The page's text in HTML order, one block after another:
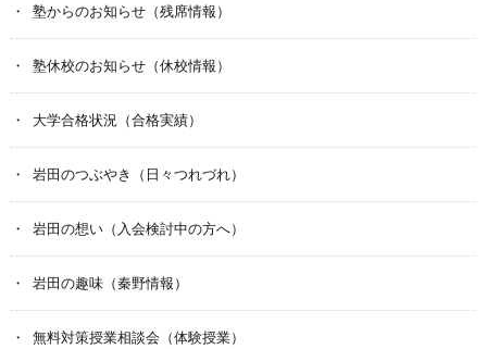
塾からのお知らせ（残席情報）
塾休校のお知らせ（休校情報）
大学合格状況（合格実績）
岩田のつぶやき（日々つれづれ）
岩田の想い（入会検討中の方へ）
岩田の趣味（秦野情報）
無料対策授業相談会（体験授業）